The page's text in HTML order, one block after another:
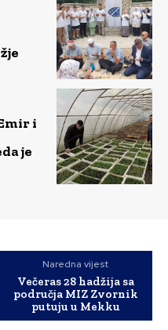
i
je
Naredna vijest
Večeras 28 hadžija sa
područja MIZ Zvornik
putuju u Mekku